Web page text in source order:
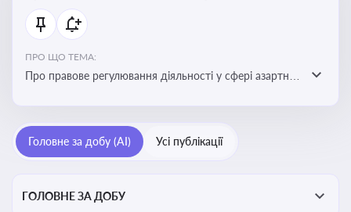
ПРО ЩО ТЕМА:
Про правове регулювання діяльності у сфері азартних
реальні кейси
Головне за добу (AI) Усі публікації
ГОЛОВНЕ ЗА ДОБУ